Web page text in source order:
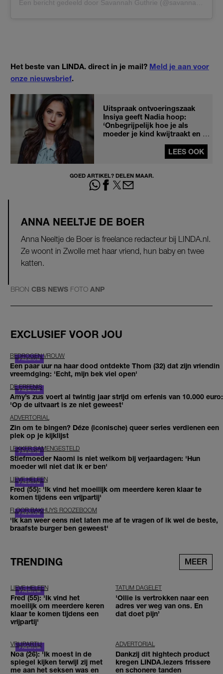
Een bericht gedeeld door Savannah Guthrie (@savannahguthrie)
Het beste van LINDA. direct in je mail? Meld je aan voor
onze nieuwsbrief.
Uitspraak ontvoeringszaak
Insiya geeft Nadia hoop:
‘Onbegrijpelijk hoe je als
moeder je kind kwijtraakt en er
LEES OOK
GOED ARTIKEL? DELEN MAAR.
ANNA NEELTJE DE BOER
Anna Neeltje de Boer is freelance redacteur bij LINDA.nl.
Ze woont in Zwolle met haar vriend, hun baby en twee
katten.
BRON CBS NEWS FOTO ANP
EXCLUSIEF VOOR JOU
BEDROGEN VROUW
Een paar uur na haar dood ontdekte Thom (32) dat zijn vriendin
vreemdging: 'Echt, mijn bek viel open'
DE ERFENIS
Amy’s zus voert al twintig jaar strijd om erfenis van 10.000 euro:
'Op de uitvaart is ze niet geweest'
ADVERTORIAL
Zin om te bingen? Déze (iconische) queer series verdienen een
plek op je kijklijst
LEKKER SAMENGESTELD
Stiefmoeder Naomi is niet welkom bij verjaardagen: 'Hun
moeder wil niet dat ik er ben'
LIEVE HELEEN
Fred (55): 'Ik vind het moeilijk om meerdere keren klaar te
komen tijdens een vrijpartij'
FLOOR BAKHUYS ROOZEBOOM
'Ik kan weer eens niet laten me af te vragen of ik wel de beste,
braafste burger ben geweest'
TRENDING MEER
LIEVE HELEEN
Fred (55): 'Ik vind het
moeilijk om meerdere keren
klaar te komen tijdens een
vrijpartij'
TATUM DAGELET
'Ollie is vertrokken naar een
adres ver weg van ons. En
dat doet pijn’
VRIJPARTIJ
Noa (26): 'Ik moest in de
spiegel kijken terwijl zij met
me aan het seksen was en
ADVERTORIAL
Dankzij dit hightech product
kregen LINDA.lezers frissere
en schonere tanden